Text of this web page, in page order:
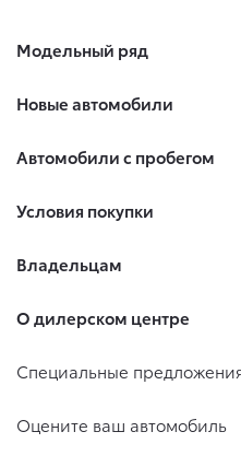
Модельный ряд
Новые автомобили
Автомобили с пробегом
Условия покупки
Владельцам
О дилерском центре
Специальные
Оцените ваш автомобиль